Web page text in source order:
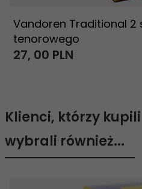
Vandoren Traditional 2
tenorowego
27, 00 PLN
Klienci, którzy
wybrali również...